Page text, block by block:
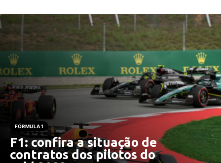
FÓRMULA 1
F1: confira a situação de
contratos dos pilotos do